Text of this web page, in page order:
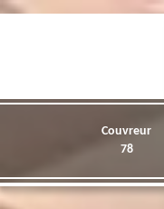
Couvreur
78